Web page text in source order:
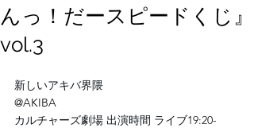
んっ！だースピードくじ』
vol.3
新しいアキバ界隈
@AKIBA
カルチャーズ劇場 出演時間 ライブ19:20-